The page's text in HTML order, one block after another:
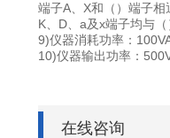
端子A、X和（）端子相
K、D、a及x端子均与
9)仪器消耗功率：
10)仪器输出功率：
在线咨询